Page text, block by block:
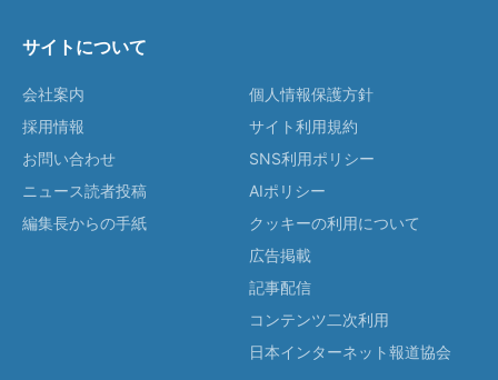
サイトについて
会社案内
採用情報
お問い合わせ
ニュース読者投稿
編集長からの手紙
個人情報保護方針
サイト利用規約
SNS利用ポリシー
AIポリシー
クッキーの利用について
広告掲載
記事配信
コンテンツ二次利用
日本インターネット報道協会